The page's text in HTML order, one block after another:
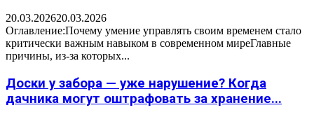
20.03.202620.03.2026
Оглавление:Почему умение управлять своим временем стало
критически важным навыком в современном миреГлавные
причины, из-за которых...
Доски у забора — уже нарушение? Когда
дачника могут оштрафовать за хранение...